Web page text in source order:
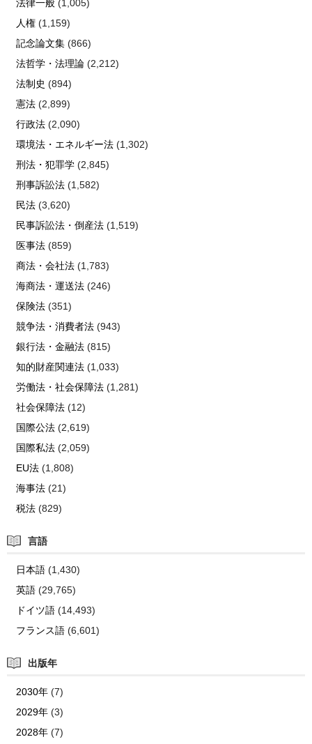
法律一般(1,005)
人権(1,159)
記念論文集(866)
法哲学・法理論(2,212)
法制史 (894)
憲法(2,899)
行政法(2,090)
環境法・エネルギー法(1,302)
刑法・犯罪学(2,845)
刑事訴訟法(1,582)
民法(3,620)
民事訴訟法・倒産法(1,519)
医事法(859)
商法・会社法(1,783)
海商法・運送法(246)
保険法(351)
競争法・消費者法(943)
銀行法・金融法(815)
知的財産関連法(1,033)
労働法・社会保障法(1,281)
社会保障法(12)
国際公法(2,619)
国際私法(2,059)
EU法(1,808)
海事法(21)
税法(829)
言語
日本語(1,430)
英語(29,765)
ドイツ語(14,493)
フランス語(6,601)
出版年
2030年(7)
2029年(3)
2028年(7)